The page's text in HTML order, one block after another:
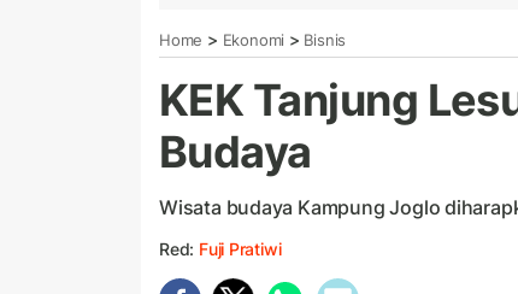
Home > Ekonomi > Bisnis
KEK Tanjung
Budaya
Wisata budaya Kampung Joglo
Red: Fuji Pratiwi